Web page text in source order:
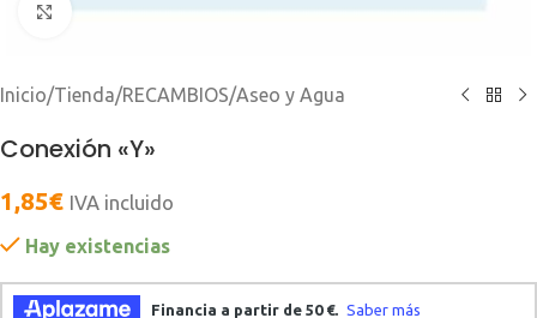
Clic para ampliar
Inicio/Tienda/RECAMBIOS/Aseo y Agua
Conexión «Y»
1,85€ IVA incluido
Hay existencias